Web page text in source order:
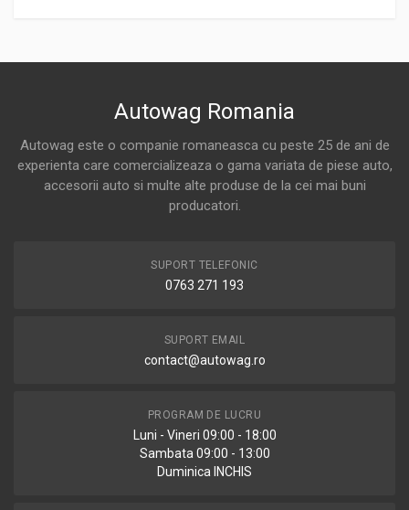
Autowag Romania
Autowag este o companie romaneasca cu peste 25 de ani de
experienta care comercializeaza o gama variata de piese auto,
accesorii auto si multe alte produse de la cei mai buni
producatori.
SUPORT TELEFONIC
0763 271 193
SUPORT EMAIL
contact@autowag.ro
PROGRAM DE LUCRU
Luni - Vineri 09:00 - 18:00
Sambata 09:00 - 13:00
Duminica INCHIS